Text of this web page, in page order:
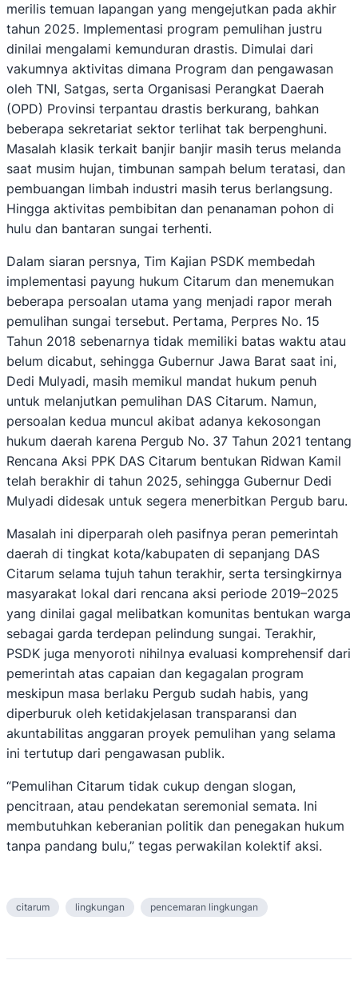
merilis temuan lapangan yang mengejutkan pada akhir
tahun 2025. Implementasi program pemulihan justru
dinilai mengalami kemunduran drastis. Dimulai dari
vakumnya aktivitas dimana Program dan pengawasan
oleh TNI, Satgas, serta Organisasi Perangkat Daerah
(OPD) Provinsi terpantau drastis berkurang, bahkan
beberapa sekretariat sektor terlihat tak berpenghuni.
Masalah klasik terkait banjir banjir masih terus melanda
saat musim hujan, timbunan sampah belum teratasi, dan
pembuangan limbah industri masih terus berlangsung.
Hingga aktivitas pembibitan dan penanaman pohon di
hulu dan bantaran sungai terhenti.
Dalam siaran persnya, Tim Kajian PSDK membedah
implementasi payung hukum Citarum dan menemukan
beberapa persoalan utama yang menjadi rapor merah
pemulihan sungai tersebut. Pertama, Perpres No. 15
Tahun 2018 sebenarnya tidak memiliki batas waktu atau
belum dicabut, sehingga Gubernur Jawa Barat saat ini,
Dedi Mulyadi, masih memikul mandat hukum penuh
untuk melanjutkan pemulihan DAS Citarum. Namun,
persoalan kedua muncul akibat adanya kekosongan
hukum daerah karena Pergub No. 37 Tahun 2021 tentang
Rencana Aksi PPK DAS Citarum bentukan Ridwan Kamil
telah berakhir di tahun 2025, sehingga Gubernur Dedi
Mulyadi didesak untuk segera menerbitkan Pergub baru.
Masalah ini diperparah oleh pasifnya peran pemerintah
daerah di tingkat kota/kabupaten di sepanjang DAS
Citarum selama tujuh tahun terakhir, serta tersingkirnya
masyarakat lokal dari rencana aksi periode 2019–2025
yang dinilai gagal melibatkan komunitas bentukan warga
sebagai garda terdepan pelindung sungai. Terakhir,
PSDK juga menyoroti nihilnya evaluasi komprehensif dari
pemerintah atas capaian dan kegagalan program
meskipun masa berlaku Pergub sudah habis, yang
diperburuk oleh ketidakjelasan transparansi dan
akuntabilitas anggaran proyek pemulihan yang selama
ini tertutup dari pengawasan publik.
“Pemulihan Citarum tidak cukup dengan slogan,
pencitraan, atau pendekatan seremonial semata. Ini
membutuhkan keberanian politik dan penegakan hukum
tanpa pandang bulu,” tegas perwakilan kolektif aksi.
citarum lingkungan pencemaran lingkungan